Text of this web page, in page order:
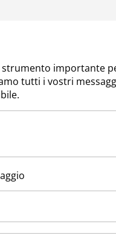
strumento importante
tutti i vostri